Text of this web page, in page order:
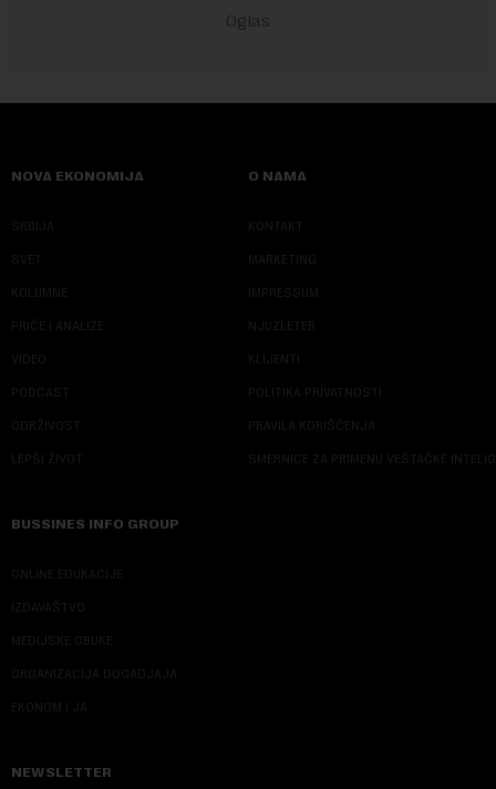
NOVA EKONOMIJA
SRBIJA
SVET
KOLUMNE
PRIČE I ANALIZE
VIDEO
PODCAST
ODRŽIVOST
LEPŠI ŽIVOT
O NAMA
KONTAKT
MARKETING
IMPRESSUM
NJUZLETER
KLIJENTI
POLITIKA PRIVATNOSTI
PRAVILA KORIŠĆENJA
SMERNICE ZA PRIMENU VEŠTAČKE
BUSSINES INFO GROUP
ONLINE EDUKACIJE
IZDAVAŠTVO
MEDIJSKE OBUKE
ORGANIZACIJA DOGADJAJA
EKONOM I JA
NEWSLETTER